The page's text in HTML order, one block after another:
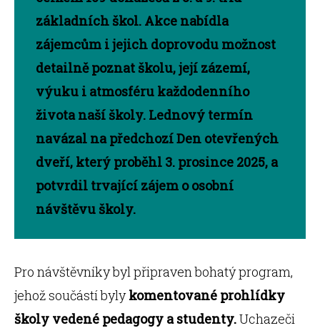
základních škol. Akce nabídla
zájemcům i jejich doprovodu možnost
detailně poznat školu, její zázemí,
výuku i atmosféru každodenního
života naší školy. Lednový termín
navázal na předchozí Den otevřených
dveří, který proběhl 3. prosince 2025, a
potvrdil trvající zájem o osobní
návštěvu školy.
Pro návštěvníky byl připraven bohatý program,
jehož součástí bylykomentované prohlídky
školy vedené pedagogy a studenty.Uchazeči